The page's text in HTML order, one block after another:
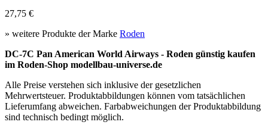
27,75 €
» weitere Produkte der Marke Roden
DC-7C Pan American World Airways - Roden günstig kaufen
im Roden-Shop modellbau-universe.de
Alle Preise verstehen sich inklusive der gesetzlichen
Mehrwertsteuer. Produktabbildungen können vom tatsächlichen
Lieferumfang abweichen. Farbabweichungen der Produktabbildung
sind technisch bedingt möglich.